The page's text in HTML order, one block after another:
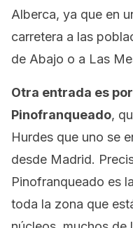
Alberca, ya que en
carretera a las
de Abajo o a Las
Otra entrada es
Pinofranqueado,
Hurdes que uno se
desde Madrid.
Pinofranqueado es
toda la zona que